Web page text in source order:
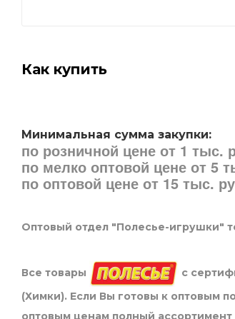
Как купить
Минимальная сумма закупки:
по розничной цене от 1 тыс.
по мелко оптовой цене от 5
по оптовой цене от 15 тыс.
Оптовый отдел "Полесье-игрушки"
Все товары
с
(Химки). Если Вы готовы к оптовым
оптовым ценам полный ассортимент